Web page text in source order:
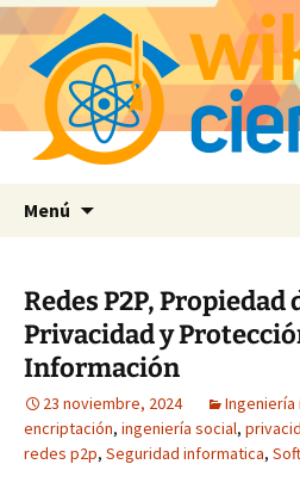
Menú
Redes P2P,
Privacidad y
Información
23 noviembre, 2024
encriptación, ingeniería social,
redes p2p, Seguridad informatica,